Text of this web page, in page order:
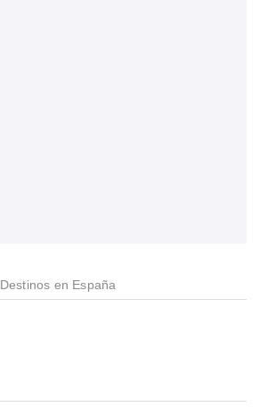
Destinos en España